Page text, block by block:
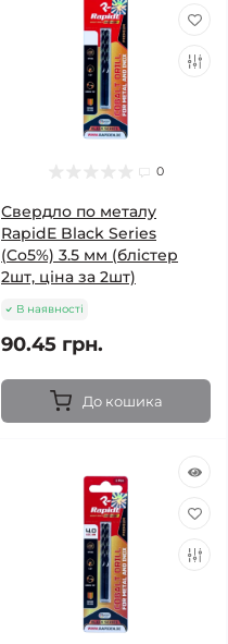
0
Свердло по металу
RapidE Black Series
(Co5%) 3.5 мм (блістер
2шт, ціна за 2шт)
В наявності
90.45 грн.
До кошика